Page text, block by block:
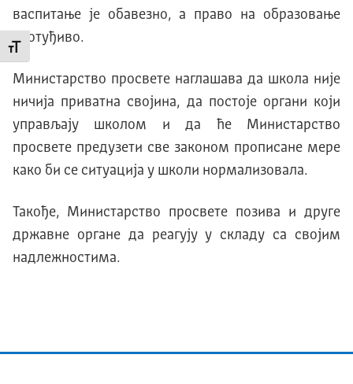
Промени величину слова
васпитање је обавезно, а право на образовање
неотуђиво.
Министарство просвете наглашава да школа није
ничија приватна својина, да постоје органи који
управљају школом и да ће Министарство
просвете предузети све законом прописане мере
како би се ситуација у школи нормализовала.
Такође, Министарство просвете позива и друге
државне органе да реагују у складу са својим
надлежностима.